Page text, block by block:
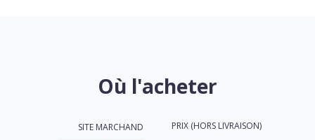
Où l'acheter
SITE MARCHAND PRIX (HORS LIVRAISON)